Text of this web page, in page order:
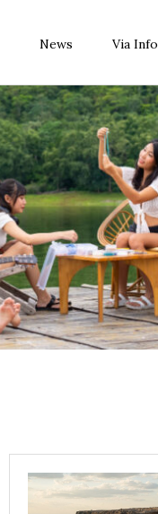
News Via Info